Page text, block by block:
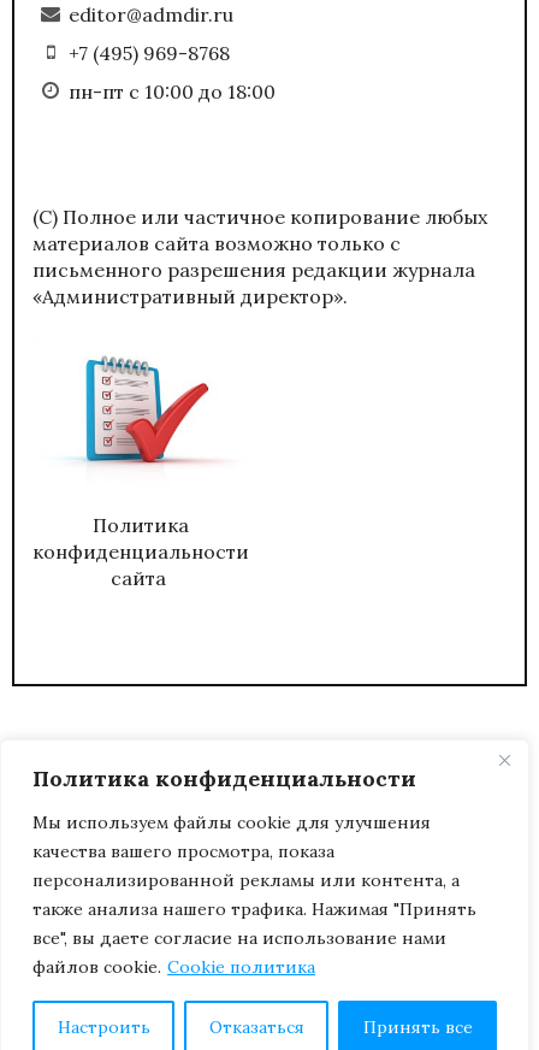
Политика конфиденциальности
Мы используем файлы cookie для улучшения
качества вашего просмотра, показа
персонализированной рекламы или контента, а
также анализа нашего трафика. Нажимая "Принять
все", вы даете согласие на использование нами
файлов cookie. Cookie политика
Настроить Отказаться Принять все
editor@admdir.ru
+7 (495) 969-8768
пн-пт с 10:00 до 18:00
(С) Полное или частичное копирование любых
материалов сайта возможно только с
письменного разрешения редакции журнала
«Административный директор».
Политика
конфиденциальности
сайта
ДИРЕКТОР.